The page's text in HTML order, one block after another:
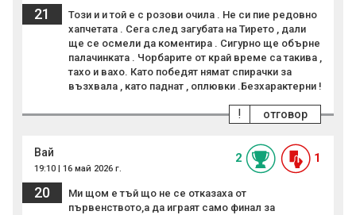
21
Този и и той е с розови очила . Не си пие редовно
хапчетата . Сега след загубата на Тирето , дали
ще се осмели да коментира . Сигурно ще обърне
палачинката . Чорбарите от край време са такива ,
тахо и вахо. Като победят нямат спирачки за
възхвала , като паднат , оплювки .Безхарактерни !
отговор
!
Вай
19:10 | 16 май 2026 г.
2 1
20
Ми щом е тъй що не се отказаха от
първенството,а да играят само финал за